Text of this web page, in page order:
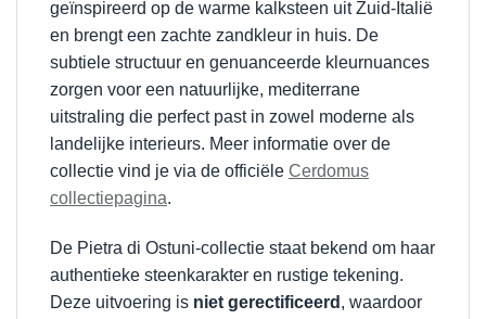
geïnspireerd op de warme kalksteen uit Zuid-Italië
en brengt een zachte zandkleur in huis. De
subtiele structuur en genuanceerde kleurnuances
zorgen voor een natuurlijke, mediterrane
uitstraling die perfect past in zowel moderne als
landelijke interieurs. Meer informatie over de
collectie vind je via de officiële Cerdomus
collectiepagina.
De Pietra di Ostuni-collectie staat bekend om haar
authentieke steenkarakter en rustige tekening.
Deze uitvoering is niet gerectificeerd , waardoor